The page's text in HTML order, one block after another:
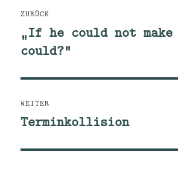
ZURÜCK
Vorheriger
Beitrag:
„If he could not
could?“
WEITER
Nächster
Terminkollision